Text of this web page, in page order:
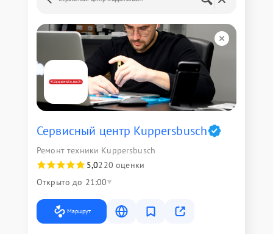
Сервисный центр Kuppersbusch
Ремонт техники Kuppersbusch
5,0220 оценки
Открыто до 21:00
Маршрут